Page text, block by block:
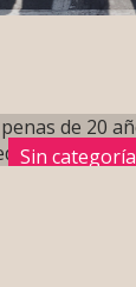
Sin categoría